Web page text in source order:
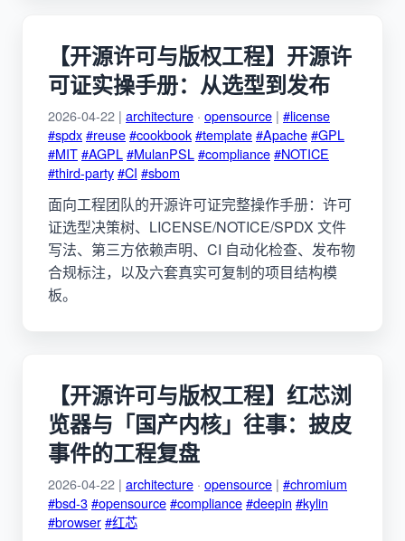
【开源许可与版权工程】开源许
可证实操手册：从选型到发布
2026-04-22 | architecture · opensource | #license
#spdx#reuse#cookbook#template#Apache#GPL
#MIT#AGPL#MulanPSL#compliance#NOTICE
#third-party#CI #sbom
面向工程团队的开源许可证完整操作手册：许可
证选型决策树、LICENSE/NOTICE/SPDX 文件
写法、第三方依赖声明、CI 自动化检查、发布物
合规标注，以及六套真实可复制的项目结构模
板。
【开源许可与版权工程】红芯浏
览器与「国产内核」往事：披皮
事件的工程复盘
2026-04-22 | architecture · opensource | #chromium
#bsd-3#opensource#compliance#deepin #kylin
#browser#红芯